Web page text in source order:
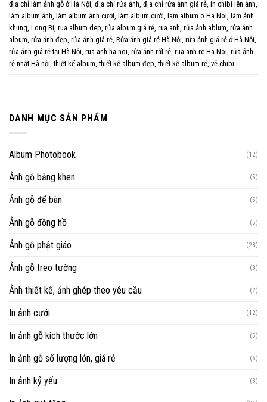
DANH MỤC SẢN PHẨM
Album Photobook (12)
Ảnh gỗ bằng khen (5)
Ảnh gỗ để bàn (5)
Ảnh gỗ đồng hồ (5)
Ảnh gỗ phật giáo (23)
Ảnh gỗ treo tường (8)
Ảnh thiết kế, ảnh ghép theo yêu cầu (2)
In ảnh cưới (12)
In ảnh gỗ kích thước lớn (5)
In ảnh gỗ số lượng lớn, giá rẻ (6)
In ảnh kỷ yếu (3)
địa chỉ làm ảnh gỗ ở Hà Nội địa chỉ rửa ảnh địa chỉ rửa ảnh giá rẻ in chibi lên ảnh
làm album ảnh làm album ảnh cưới làm album cưới lam album o Ha Noi làm ảnh
khung Long Bi rua album dep rửa album giá rẻ rua anh rửa ảnh ablum rửa ảnh
album rửa ảnh đẹp rửa ảnh giá rẻ Rửa ảnh giá rẻ Hà Nội rửa ảnh giá rẻ ở Hà Nội
rửa ảnh giá rẻ tại Hà Nội rua anh ha noi rửa ảnh rất rẻ rua anh re Ha Noi rửa ảnh
rẻ nhất Hà nội ,thiết kế album ,thiết kế album đẹp ,thiết kế album rẻ vẽ chibi